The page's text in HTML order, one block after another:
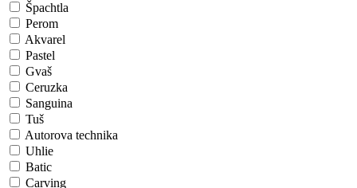
Špachtla
Perom
Akvarel
Pastel
Gvaš
Ceruzka
Sanguina
Tuš
Autorova technika
Uhlie
Batic
Carving